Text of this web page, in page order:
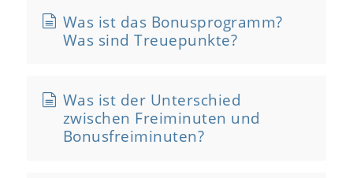
Was ist das Bonusprogramm?
Was sind Treuepunkte?
Was ist der Unterschied
zwischen Freiminuten und
Bonusfreiminuten?